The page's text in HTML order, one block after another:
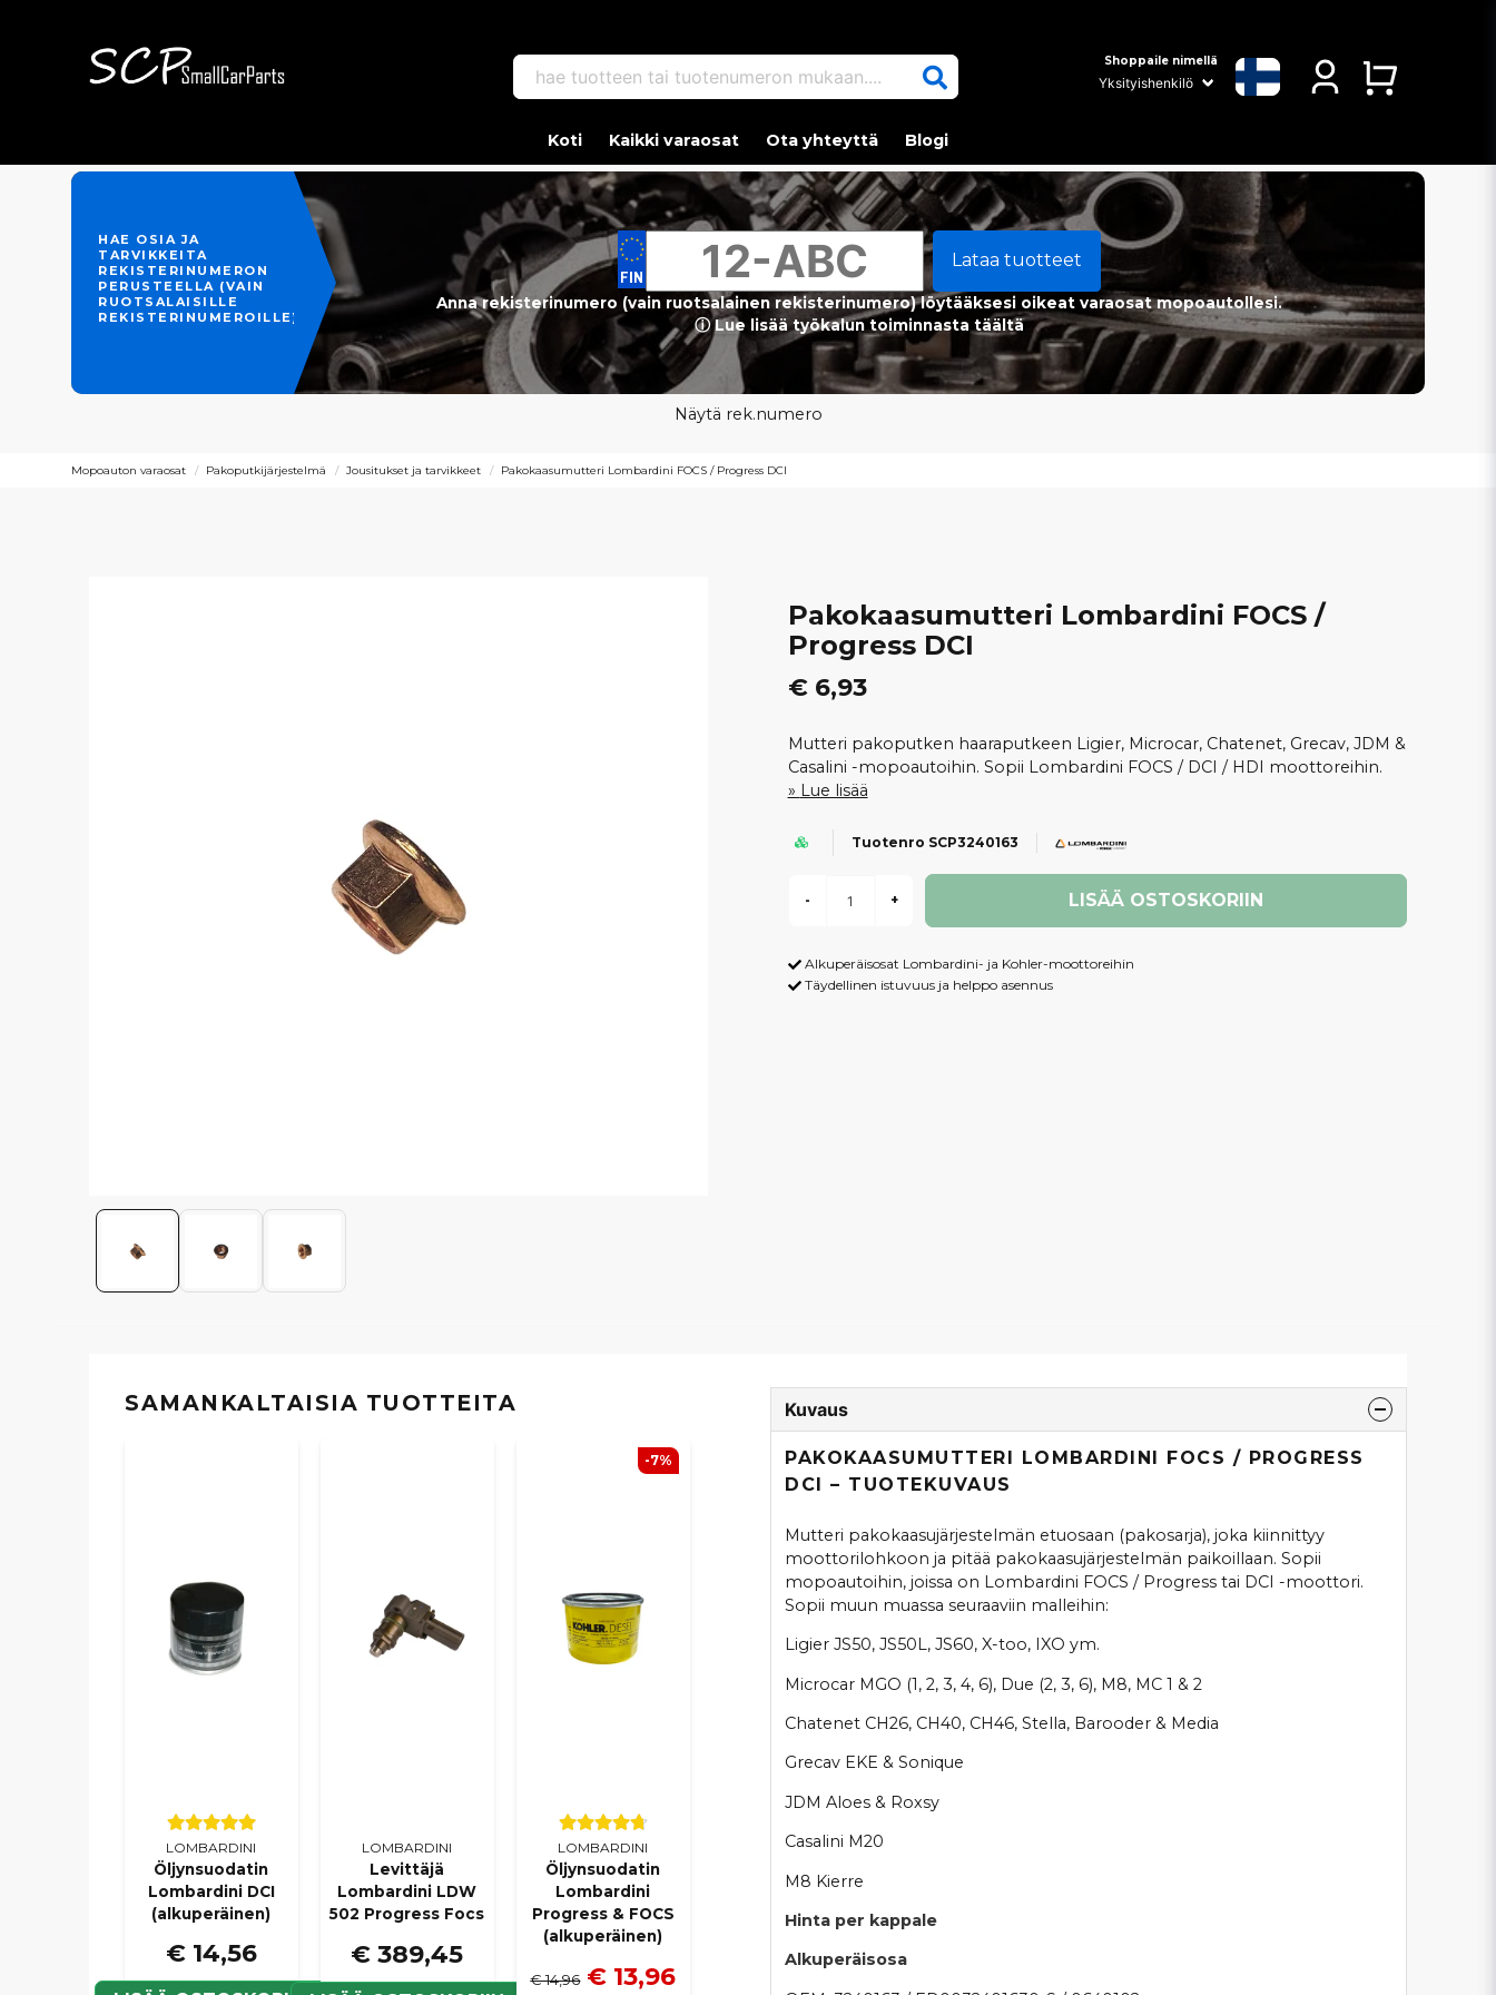
hae tuotteen tai tuotenumeron mukaan.... Shoppaile nimellä
Koti Kaikki varaosat Ota yhteyttä Blogi
HAE OSIA JA
TARVIKKEITA
REKISTERINUMERON
PERUSTEELLA (VAIN
RUOTSALAISILLE
REKISTERINUMEROILLE)
Lataa tuotteet
Anna rekisterinumero (vain ruotsalainen rekisterinumero) löytääksesi oikeat varaosat mopoautollesi.
ⓘ Lue lisää työkalun toiminnasta täältä
Näytä rek.numero
Mopoauton varaosat Pakoputkijärjestelmä Jousitukset ja tarvikkeet Pakokaasumutteri Lombardini FOCS / Progress DCI
Pakokaasumutteri Lombardini FOCS /
Progress DCI
€ 6,93
Mutteri pakoputken haaraputkeen Ligier, Microcar, Chatenet, Grecav, JDM &
Casalini -mopoautoihin. Sopii Lombardini FOCS / DCI / HDI moottoreihin.
Lue lisää
Tuotenro SCP3240163
- + LISÄÄ OSTOSKORIIN
Alkuperäisosat Lombardini- ja Kohler-moottoreihin
Täydellinen istuvuus ja helppo asennus
SAMANKALTAISIA ​​TUOTTEITA
LOMBARDINI
Öljynsuodatin
Lombardini DCI
(alkuperäinen)
€ 14,56
LOMBARDINI
Levittäjä
Lombardini LDW
502 Progress Focs
€ 389,45
LOMBARDINI
Öljynsuodatin
Lombardini
Progress & FOCS
(alkuperäinen)
€ 14,96 € 13,96
-7%
Kuvaus
PAKOKAASUMUTTERI LOMBARDINI FOCS / PROGRESS
DCI – TUOTEKUVAUS
Mutteri pakokaasujärjestelmän etuosaan (pakosarja), joka kiinnittyy
moottorilohkoon ja pitää pakokaasujärjestelmän paikoillaan. Sopii
mopoautoihin, joissa on Lombardini FOCS / Progress tai DCI -moottori.
Sopii muun muassa seuraaviin malleihin:
Ligier JS50, JS50L, JS60, X-too, IXO ym.
Microcar MGO (1, 2, 3, 4, 6), Due (2, 3, 6), M8, MC 1 & 2
Chatenet CH26, CH40, CH46, Stella, Barooder & Media
Grecav EKE & Sonique
JDM Aloes & Roxsy
Casalini M20
M8 Kierre
Hinta per kappale
Alkuperäisosa